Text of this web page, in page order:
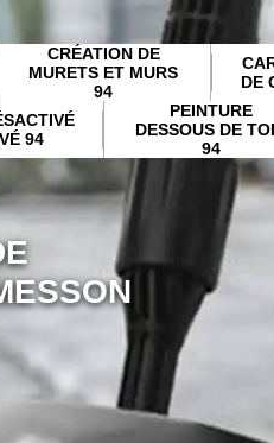
CRÉATION DE
MURETS ET MURS
94
DE
94
PEINTURE
DESSOUS DE
94